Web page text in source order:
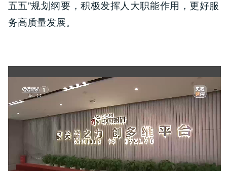
五五”规划纲要，积极发挥人大职能作用，更好服
务高质量发展。